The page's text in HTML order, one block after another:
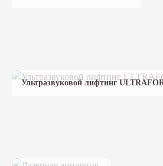
Ультразвуковой лифтинг